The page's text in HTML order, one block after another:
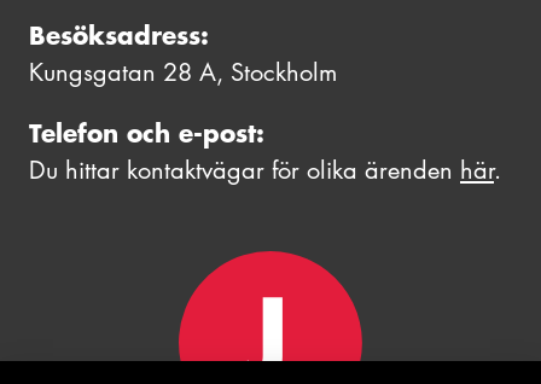
Besöksadress:
Kungsgatan 28 A, Stockholm
Telefon och e-post:
Du hittar kontaktvägar för olika ärenden här.